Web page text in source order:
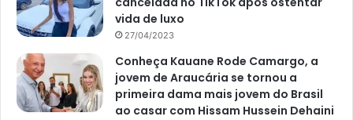
vida de luxo
27/04/2023
Conheça Kauane Rode Camargo, a
jovem de Araucária se tornou a
primeira dama mais jovem do Brasil
ao casar com Hissam Hussein Dehaini